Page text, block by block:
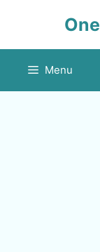
Menu